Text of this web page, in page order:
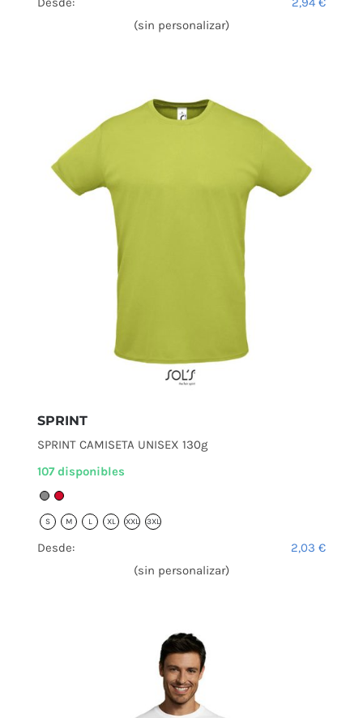
(sin personalizar)
SPRINT
SPRINT CAMISETA UNISEX 130g
107 disponibles
S M L XL XXL 3XL
Desde: 2,03 €
(sin personalizar)